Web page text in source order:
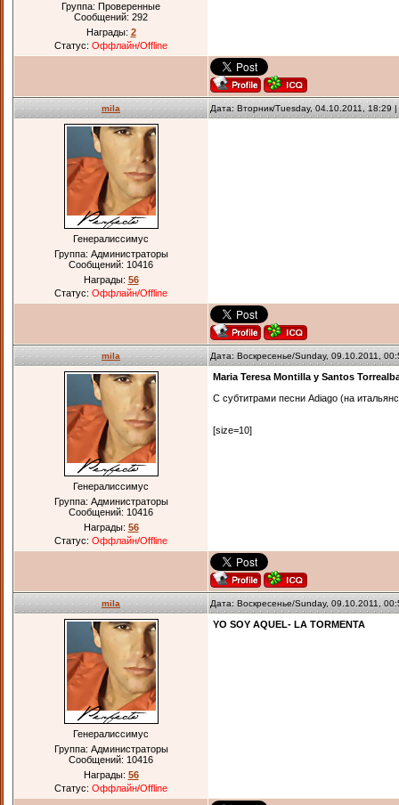
Группа: Проверенные
Сообщений: 292
Награды: 2
Статус: Оффлайн/Offline
mila Дата: Вторник/Tuesday, 04.10.2011,
Генералиссимус
Группа: Администраторы
Сообщений: 10416
Награды: 56
Статус: Оффлайн/Offline
mila Дата: Воскресенье/Sunday, 09.10.2011,
Генералиссимус
Группа: Администраторы
Сообщений: 10416
Награды: 56
Статус: Оффлайн/Offline
Maria Teresa Montilla y Santos
С субтитрами песни Adiago (на
[size=10]
mila Дата: Воскресенье/Sunday, 09.10.2011,
Генералиссимус
Группа: Администраторы
Сообщений: 10416
Награды: 56
Статус: Оффлайн/Offline
YO SOY AQUEL- LA TORMENTA